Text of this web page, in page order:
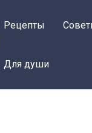
Рецепты
Для души